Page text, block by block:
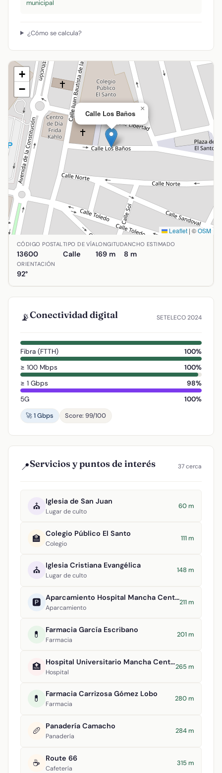
municipal
¿Cómo se calcula?
Calle Los Baños
×
+
−
Leaflet | ©OSM
Ubicación de Calle Los Baños en Alcázar de San Juan,
CÓDIGO POSTAL
13600
TIPO DE VÍA
Calle
LONGITUD
169 m
ANCHO ESTIMADO
8 m
ORIENTACIÓN
92°
📡Conectividad digital SETELECO 2024
Fibra (FTTH)
100%
≥ 100 Mbps
100%
≥ 1 Gbps
98%
5G
100%
🚀 1 Gbps
Score: 99/100
📍Servicios y puntos de interés 37 cerca
⛪ Iglesia de San Juan
Lugar de culto
60 m
🏫 Colegio Público El Santo
Colegio
111 m
⛪ Iglesia Cristiana Evangélica
Lugar de culto
148 m
🅿️ Aparcamiento Hospital Mancha Centro
Aparcamiento
211 m
💊 Farmacia García Escribano
Farmacia
201 m
🏥 Hospital Universitario Mancha Centro
Hospital
265 m
💊 Farmacia Carrizosa Gómez Lobo
Farmacia
280 m
🥖 Panadería Camacho
Panadería
284 m
☕ Route 66
Cafetería
315 m